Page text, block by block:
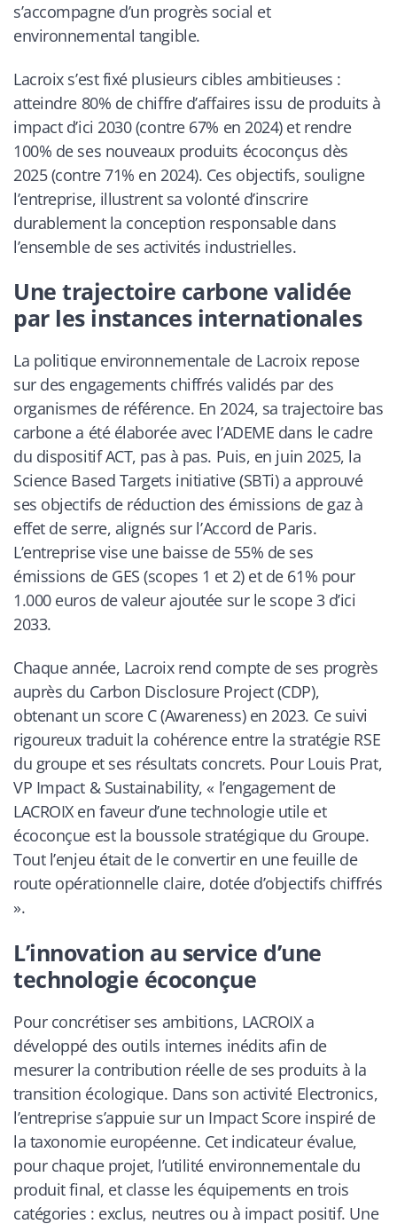
s’accompagne d’un progrès social et
environnemental tangible.
Lacroix s’est fixé plusieurs cibles ambitieuses :
atteindre 80% de chiffre d’affaires issu de produits à
impact d’ici 2030 (contre 67% en 2024) et rendre
100% de ses nouveaux produits écoconçus dès
2025 (contre 71% en 2024). Ces objectifs, souligne
l’entreprise, illustrent sa volonté d’inscrire
durablement la conception responsable dans
l’ensemble de ses activités industrielles.
Une trajectoire carbone validée
par les instances internationales
La politique environnementale de Lacroix repose
sur des engagements chiffrés validés par des
organismes de référence. En 2024, sa trajectoire bas
carbone a été élaborée avec l’ADEME dans le cadre
du dispositif ACT, pas à pas. Puis, en juin 2025, la
Science Based Targets initiative (SBTi) a approuvé
ses objectifs de réduction des émissions de gaz à
effet de serre, alignés sur l’Accord de Paris.
L’entreprise vise une baisse de 55% de ses
émissions de GES (scopes 1 et 2) et de 61% pour
1.000 euros de valeur ajoutée sur le scope 3 d’ici
2033.
Chaque année, Lacroix rend compte de ses progrès
auprès du Carbon Disclosure Project (CDP),
obtenant un score C (Awareness) en 2023. Ce suivi
rigoureux traduit la cohérence entre la stratégie RSE
du groupe et ses résultats concrets. Pour Louis Prat,
VP Impact & Sustainability, « l’engagement de
LACROIX en faveur d’une technologie utile et
écoconçue est la boussole stratégique du Groupe.
Tout l’enjeu était de le convertir en une feuille de
route opérationnelle claire, dotée d’objectifs chiffrés
».
L’innovation au service d’une
technologie écoconçue
Pour concrétiser ses ambitions, LACROIX a
développé des outils internes inédits afin de
mesurer la contribution réelle de ses produits à la
transition écologique. Dans son activité Electronics,
l’entreprise s’appuie sur un Impact Score inspiré de
la taxonomie européenne. Cet indicateur évalue,
pour chaque projet, l’utilité environnementale du
produit final, et classe les équipements en trois
catégories : exclus, neutres ou à impact positif. Une